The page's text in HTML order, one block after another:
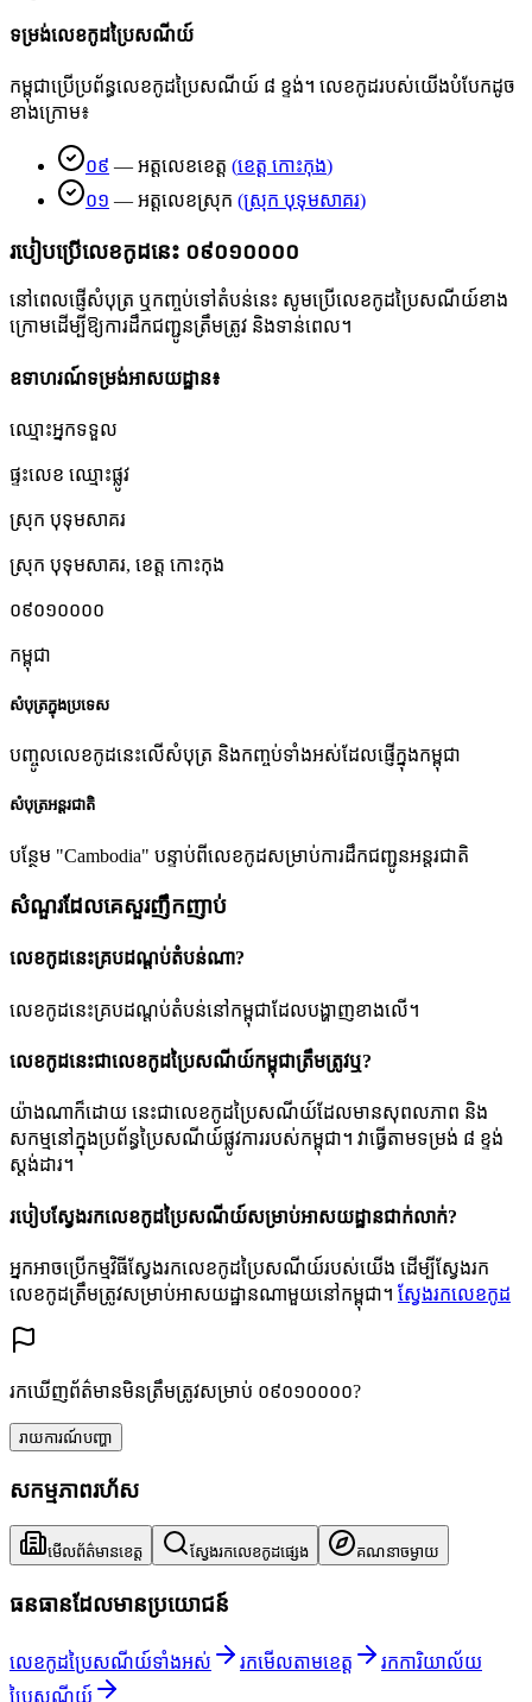
ទម្រង់លេខកូដប្រៃសណីយ៍
កម្ពុជាប្រើប្រព័ន្ធលេខកូដប្រៃសណីយ៍ ៨ ខ្ទង់។ លេខកូដរបស់យើងបំបែកដូច
ខាងក្រោម៖
០៩ — អត្តលេខខេត្ត (ខេត្ត កោះកុង)
០១ — អត្តលេខស្រុក (ស្រុក បុទុមសាគរ)
របៀបប្រើលេខកូដនេះ ០៩០១០០០០
នៅពេលផ្ញើសំបុត្រ ឬកញ្ចប់ទៅតំបន់នេះ សូមប្រើលេខកូដប្រៃសណីយ៍ខាង
ក្រោមដើម្បីឱ្យការដឹកជញ្ជូនត្រឹមត្រូវ និងទាន់ពេល។
ឧទាហរណ៍ទម្រង់អាសយដ្ឋាន៖
ឈ្មោះអ្នកទទួល
ផ្ទះលេខ ឈ្មោះផ្លូវ
ស្រុក បុទុមសាគរ
ស្រុក បុទុមសាគរ, ខេត្ត កោះកុង
០៩០១០០០០
កម្ពុជា
សំបុត្រក្នុងប្រទេស
បញ្ចូលលេខកូដនេះលើសំបុត្រ និងកញ្ចប់ទាំងអស់ដែលផ្ញើក្នុងកម្ពុជា
សំបុត្រអន្តរជាតិ
បន្ថែម "Cambodia" បន្ទាប់ពីលេខកូដសម្រាប់ការដឹកជញ្ជូនអន្តរជាតិ
សំណួរដែលគេសួរញឹកញាប់
លេខកូដនេះគ្របដណ្តប់តំបន់ណា?
លេខកូដនេះគ្របដណ្តប់តំបន់នៅកម្ពុជាដែលបង្ហាញខាងលើ។
លេខកូដនេះជាលេខកូដប្រៃសណីយ៍កម្ពុជាត្រឹមត្រូវឬ?
យ៉ាងណាក៏ដោយ នេះជាលេខកូដប្រៃសណីយ៍ដែលមានសុពលភាព និង
សកម្មនៅក្នុងប្រព័ន្ធប្រៃសណីយ៍ផ្លូវការរបស់កម្ពុជា។ វាធ្វើតាមទម្រង់ ៨ ខ្ទង់
ស្តង់ដារ។
របៀបស្វែងរកលេខកូដប្រៃសណីយ៍សម្រាប់អាសយដ្ឋានជាក់លាក់?
អ្នកអាចប្រើកម្មវិធីស្វែងរកលេខកូដប្រៃសណីយ៍របស់យើង ដើម្បីស្វែងរក
លេខកូដត្រឹមត្រូវសម្រាប់អាសយដ្ឋានណាមួយនៅកម្ពុជា។ ស្វែងរកលេខកូដ
រកឃើញព័ត៌មានមិនត្រឹមត្រូវសម្រាប់ ០៩០១០០០០?
រាយការណ៍បញ្ហា
សកម្មភាពរហ័ស
មើលព័ត៌មានខេត្ត ស្វែងរកលេខកូដផ្សេង គណនាចម្ងាយ
ធនធានដែលមានប្រយោជន៍
លេខកូដប្រៃសណីយ៍ទាំងអស់ រកមើលតាមខេត្ត
រកការិយាល័យ
ប្រៃសណីយ៍